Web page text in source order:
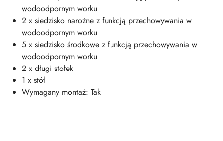
wodoodpornym worku
2 x siedzisko narożne z funkcją przechowywania w
wodoodpornym worku
5 x siedzisko środkowe z funkcją przechowywania w
wodoodpornym worku
2 x długi stołek
1 x stół
Wymagany montaż: Tak